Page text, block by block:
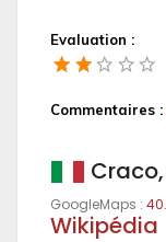
Evaluation :
Commentaires :
GoogleMaps :
Wikipédia